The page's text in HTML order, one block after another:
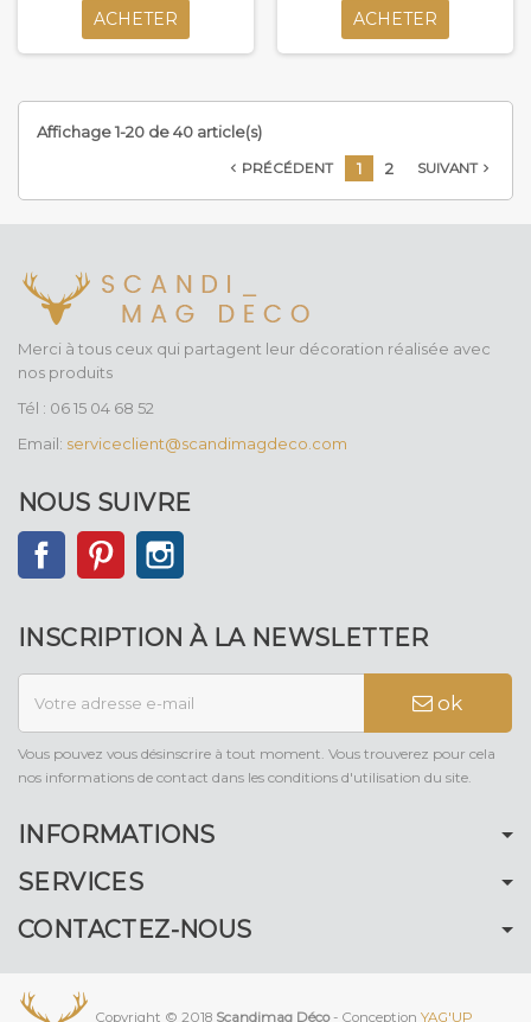
ACHETER ACHETER
Affichage 1-20 de 40 article(s)
 PRÉCÉDENT 1 2 SUIVANT
Merci à tous ceux qui partagent leur décoration réalisée avec
nos produits
Tél : 06 15 04 68 52
Email: serviceclient@scandimagdeco.com
NOUS SUIVRE
FacebookPinterest
INSCRIPTION À LA NEWSLETTER
ok
Vous pouvez vous désinscrire à tout moment. Vous trouverez pour cela
nos informations de contact dans les conditions d'utilisation du site.
INFORMATIONS
SERVICES
CONTACTEZ-NOUS
Copyright © 2018 Scandimag Déco- Conception YAG'UP